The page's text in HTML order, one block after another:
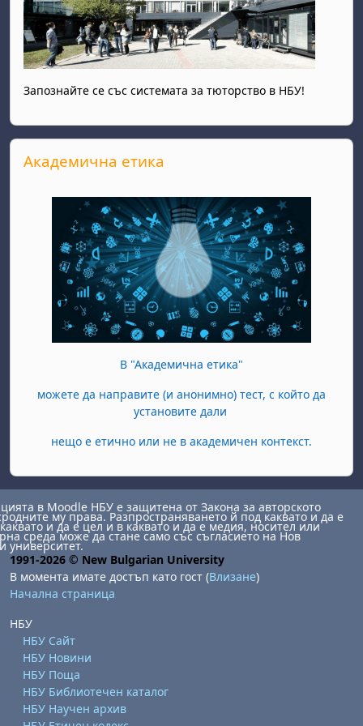
Запознайте се със системата за тюторство в НБУ!
Прескочи Академична етика
Академична етика
В "Академична етика"
можете да направите (и анонимно) тест, с който да
установите дали
нещо е етично или не в академичен контекст.
в Moodle НБУ е защитена от Закона за авторското
му права. Разпространяването й под каквато и да е
и да е цел и в каквато и да е медия, носител или
среда може да стане само със съгласието на Нов
университет.
1991-2026 © New Bulgarian University
В момента имате достъп като гост (Влизане)
Начална страница
НБУ
НБУ Сайт
НБУ Новини
НБУ Поща
НБУ Библиотечен каталог
НБУ Научен архив